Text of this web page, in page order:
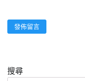
搜尋